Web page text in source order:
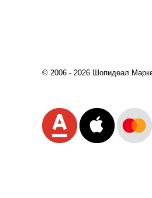
© 2006 - 2026